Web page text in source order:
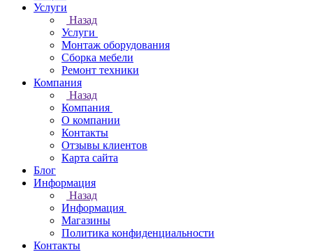
Услуги
Назад
Услуги
Монтаж оборудования
Сборка мебели
Ремонт техники
Компания
Назад
Компания
О компании
Контакты
Отзывы клиентов
Карта сайта
Блог
Информация
Назад
Информация
Магазины
Политика конфиденциальности
Контакты